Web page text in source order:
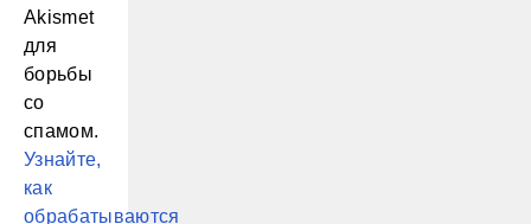
Akismet
для
борьбы
со
спамом.
Узнайте,
как
обрабатываются